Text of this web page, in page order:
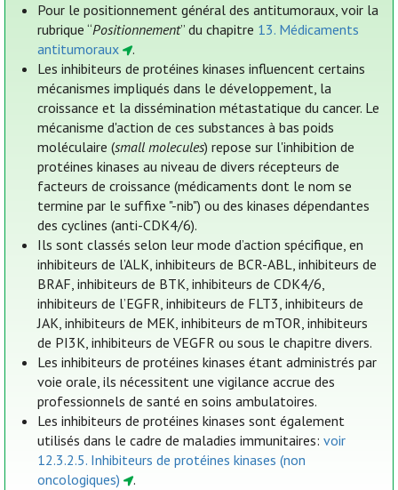
Pour le positionnement général des antitumoraux, voir la
rubrique “Positionnement” du chapitre 13. Médicaments
antitumoraux
.
Les inhibiteurs de protéines kinases influencent certains
mécanismes impliqués dans le développement, la
croissance et la dissémination métastatique du cancer. Le
mécanisme d'action de ces substances à bas poids
moléculaire (small molecules) repose sur l'inhibition de
protéines kinases au niveau de divers récepteurs de
facteurs de croissance (médicaments dont le nom se
termine par le suffixe "-nib") ou des kinases dépendantes
des cyclines (anti-CDK4/6).
Ils sont classés selon leur mode d’action spécifique, en
inhibiteurs de l’ALK, inhibiteurs de BCR-ABL, inhibiteurs de
BRAF, inhibiteurs de BTK, inhibiteurs de CDK4/6,
inhibiteurs de l’EGFR, inhibiteurs de FLT3, inhibiteurs de
JAK, inhibiteurs de MEK, inhibiteurs de mTOR, inhibiteurs
de PI3K, inhibiteurs de VEGFR ou sous le chapitre divers.
Les inhibiteurs de protéines kinases étant administrés par
voie orale, ils nécessitent une vigilance accrue des
professionnels de santé en soins ambulatoires.
Les inhibiteurs de protéines kinases sont également
utilisés dans le cadre de maladies immunitaires:voir
12.3.2.5. Inhibiteurs de protéines kinases (non
oncologiques)
.